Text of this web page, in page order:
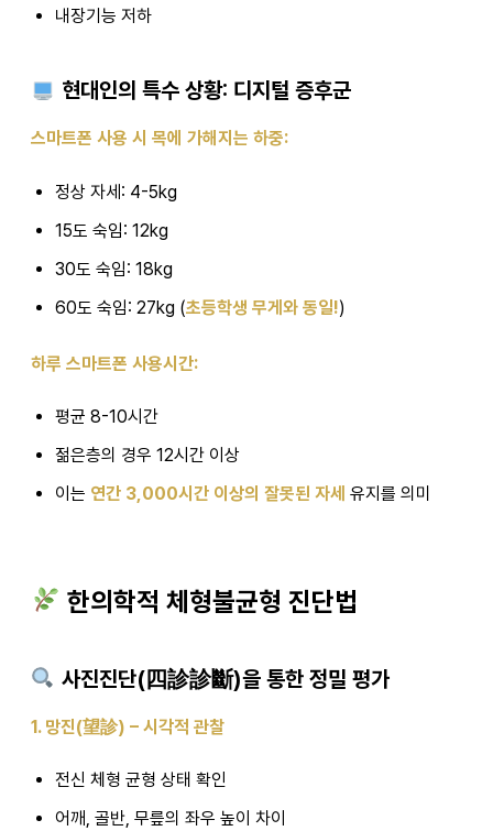
내장기능 저하
현대인의 특수 상황: 디지털 증후군
스마트폰 사용 시 목에 가해지는 하중:
정상 자세: 4-5kg
15도 숙임: 12kg
30도 숙임: 18kg
60도 숙임: 27kg (초등학생 무게와 동일!)
하루 스마트폰 사용시간:
평균 8-10시간
젊은층의 경우 12시간 이상
이는 연간 3,000시간 이상의 잘못된 자세 유지를 의미
한의학적 체형불균형 진단법
사진진단(四診診斷)을 통한 정밀 평가
1. 망진(望診) – 시각적 관찰
전신 체형 균형 상태 확인
어깨, 골반, 무릎의 좌우 높이 차이